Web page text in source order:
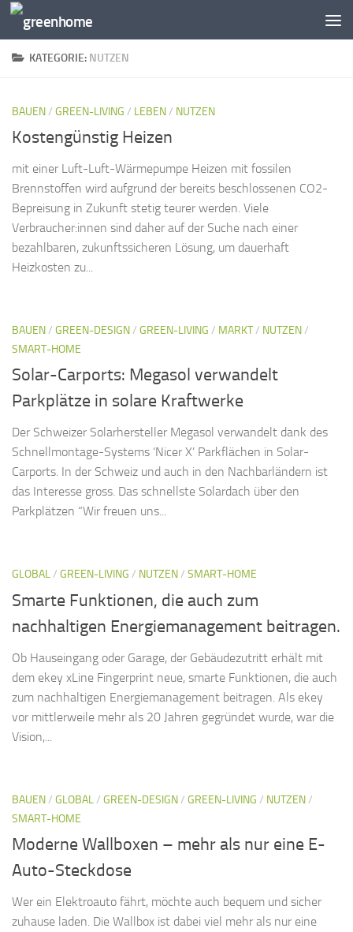
Zum Inhalt springen
KATEGORIE: NUTZEN
BAUEN/ GREEN-LIVING / LEBEN/ NUTZEN
Kostengünstig Heizen
mit einer Luft-Luft-Wärmepumpe Heizen mit fossilen
Brennstoffen wird aufgrund der bereits beschlossenen CO2-
Bepreisung in Zukunft stetig teurer werden. Viele
Verbraucher:innen sind daher auf der Suche nach einer
bezahlbaren, zukunftssicheren Lösung, um dauerhaft
Heizkosten zu...
BAUEN/ GREEN-DESIGN/ GREEN-LIVING / MARKT/ NUTZEN/
SMART-HOME
Solar-Carports: Megasol verwandelt
Parkplätze in solare Kraftwerke
Der Schweizer Solarhersteller Megasol verwandelt dank des
Schnellmontage-Systems ‘Nicer X’ Parkflächen in Solar-
Carports. In der Schweiz und auch in den Nachbarländern ist
das Interesse gross. Das schnellste Solardach über den
Parkplätzen “Wir freuen uns...
GLOBAL/ GREEN-LIVING / NUTZEN/ SMART-HOME
Smarte Funktionen, die auch zum
nachhaltigen Energiemanagement beitragen.
Ob Hauseingang oder Garage, der Gebäudezutritt erhält mit
dem ekey xLine Fingerprint neue, smarte Funktionen, die auch
zum nachhaltigen Energiemanagement beitragen. Als ekey
vor mittlerweile mehr als 20 Jahren gegründet wurde, war die
Vision,...
BAUEN/ GLOBAL/ GREEN-DESIGN/ GREEN-LIVING / NUTZEN/
SMART-HOME
Moderne Wallboxen – mehr als nur eine E-
Auto-Steckdose
Wer ein Elektroauto fährt, möchte auch bequem und sicher
zuhause laden. Die Wallbox ist dabei viel mehr als nur eine